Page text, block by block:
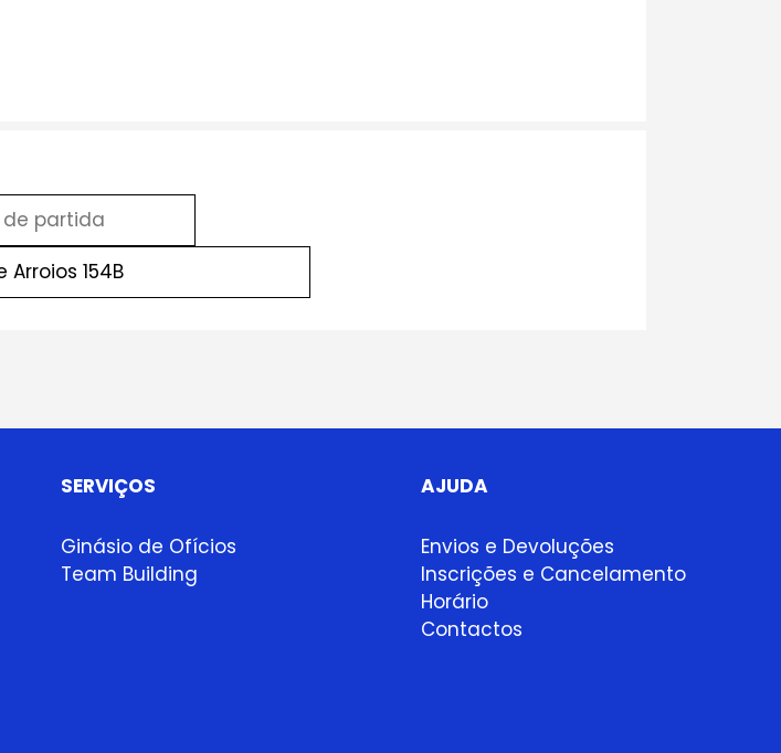
SERVIÇOS
Ginásio de Ofícios
Team Building
AJUDA
Envios e Devoluções
Inscrições e Cancelamento
Horário
Contactos